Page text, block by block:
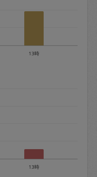
ついて：
金額とスポット
13時
13時